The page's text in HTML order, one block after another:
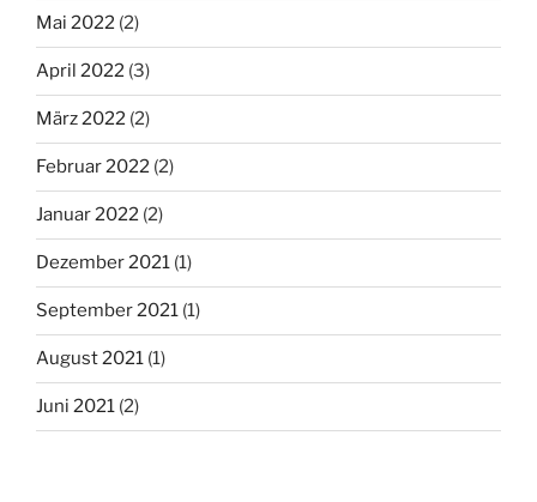
Mai 2022 (2)
April 2022 (3)
März 2022 (2)
Februar 2022 (2)
Januar 2022 (2)
Dezember 2021 (1)
September 2021 (1)
August 2021 (1)
Juni 2021 (2)